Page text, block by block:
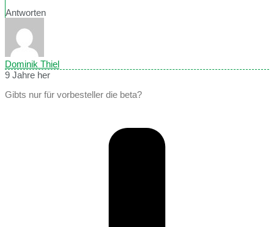
Antworten
Dominik Thiel
9 Jahre her
Gibts nur für vorbesteller die beta?